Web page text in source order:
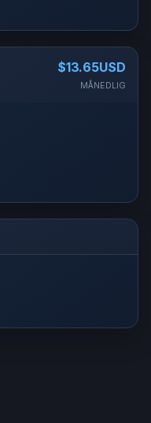
$13.65USD
MÅNEDLIG